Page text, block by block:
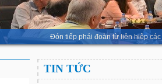
Đón tiếp phái đoàn từ liên hiệp
TIN TỨC